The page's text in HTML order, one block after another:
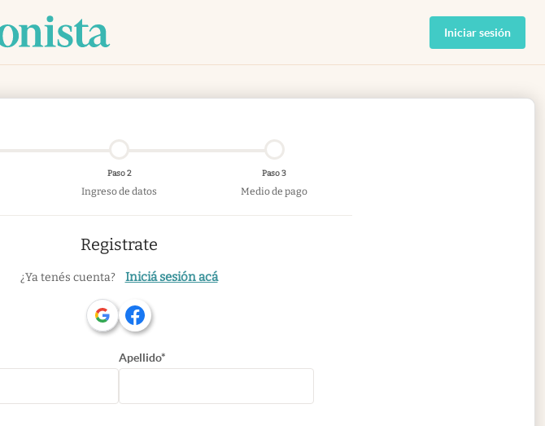
Iniciar sesión
Paso 2
Ingreso de datos
Paso 3
Medio de pago
Registrate
¿Ya tenés cuenta? Iniciá sesión acá
Apellido*